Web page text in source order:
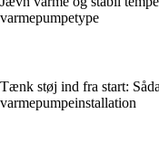
varmepumpetype
Tænk støj ind fra start:
varmepumpeinstallation